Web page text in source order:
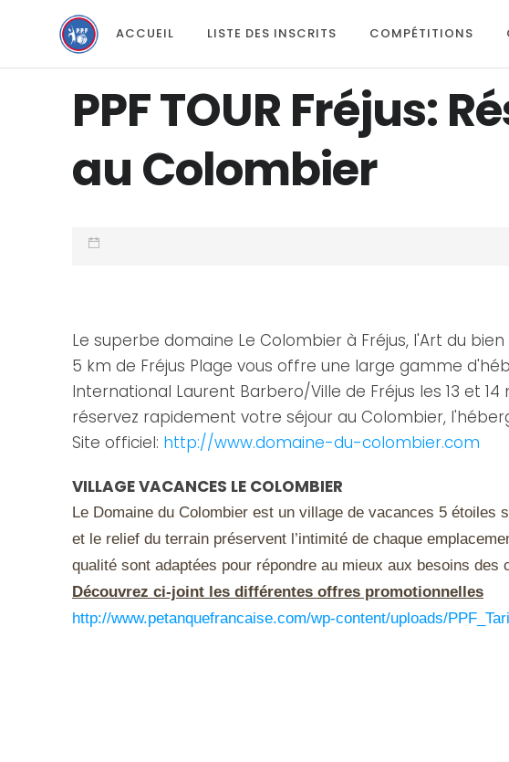
ACCUEIL LISTE DES INSCRITS COMPÉTITIONS
PPF TOUR Fréjus:
au Colombier
Le superbe domaine Le Colombier à Fréjus, l'Art du
5 km de Fréjus Plage vous offre une large gamme
International Laurent Barbero/Ville de Fréjus les 13 et
réservez rapidement votre séjour au Colombier,
Site officiel: http://www.domaine-du-colombier.com
VILLAGE VACANCES LE COLOMBIER
Le Domaine du Colombier est un village de vacances 5
et le relief du terrain préservent l’intimité de chaque
qualité sont adaptées pour répondre au mieux aux besoins
Découvrez ci-joint les différentes offres promotionnelles
http://www.petanquefrancaise.com/wp-content/uploads/